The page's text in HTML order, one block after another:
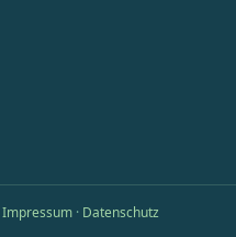
Impressum· Datenschutz